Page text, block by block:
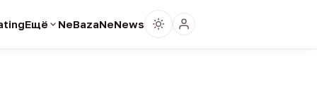
Ещё NeBazaNeNews